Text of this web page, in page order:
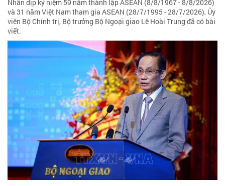
Nhân dịp kỷ niệm 59 năm thành lập ASEAN (8/8/1967 - 8/8/2026)
và 31 năm Việt Nam tham gia ASEAN (28/7/1995 - 28/7/2026), Ủy
viên Bộ Chính trị, Bộ trưởng Bộ Ngoại giao Lê Hoài Trung đã có bài
viết.